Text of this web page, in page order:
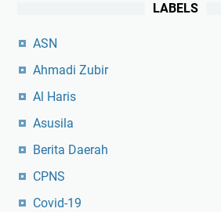
LABELS
ASN
Ahmadi Zubir
Al Haris
Asusila
Berita Daerah
CPNS
Covid-19